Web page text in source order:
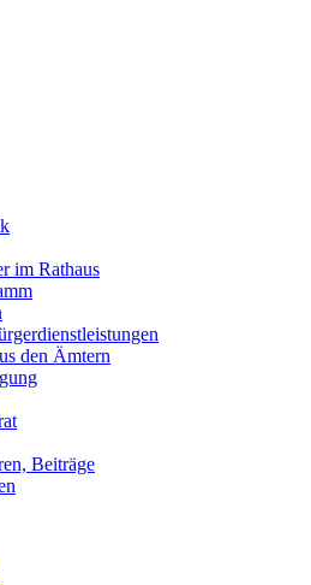
im Rathaus
den Ämtern
Beiträge